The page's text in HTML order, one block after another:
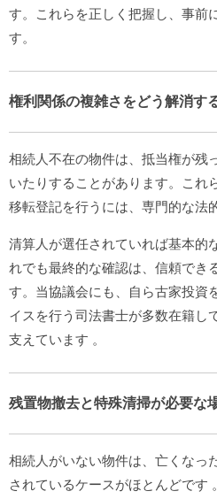
す。これらを正しく把握し、事前
す。
権利関係の複雑さをどう解消す
相続人不在の物件は、抵当権が残
いたりすることがあります。これ
移転登記を行うには、専門的な法
清算人が選任されていれば基本的
れでも最終的な確認は、信頼でき
す。当協議会にも、自ら古家投資
イスを行う司法書士が多数在籍し
支えています 。
残置物撤去と特殊清掃が必要な
相続人がいない物件は、亡くなっ
されているケースがほとんどです